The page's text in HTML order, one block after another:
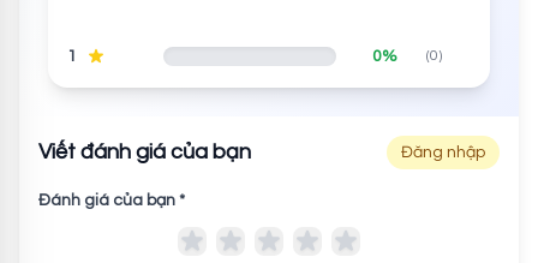
1 0% (0)
Viết đánh giá của bạn Đăng nhập
Đánh giá của bạn *